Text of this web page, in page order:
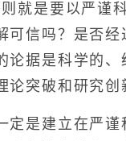
就是要以严谨
信吗？是否
据是科学的
论突破和研究
是建立在严谨